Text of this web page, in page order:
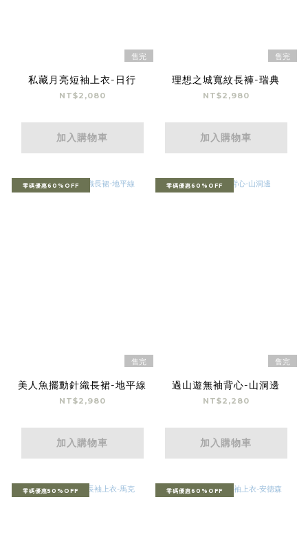
售完
私藏月亮短袖上衣-日行
NT$2,080
加入購物車
售完
理想之城寬紋長褲-瑞典
NT$2,980
加入購物車
零碼優惠60%OFF
售完
美人魚擺動針織長裙-地平線
NT$2,980
加入購物車
零碼優惠60%OFF
售完
過山遊無袖背心-山洞邊
NT$2,280
加入購物車
零碼優惠50%OFF 零碼優惠60%OFF